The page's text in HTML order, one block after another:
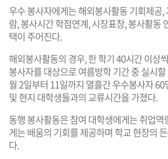
우수 봉사자에게는 해외봉사활동 기회제공,
람, 봉사시간 학점연계, 시장표창, 봉사활동
택이 주어진다.
해외봉사활동의 경우, 한 학기 40시간 이상
봉사자를 대상으로 여름방학 기간 중 실시
월 2일부터 11일까지 열흘간 우수봉사자
및 현지 대학생들과의 교류시간을 가졌다.
동행 봉사활동은 참여 대학생에게는 취업역
게는 배움의 기회를 제공하며 학교 현장의
다.